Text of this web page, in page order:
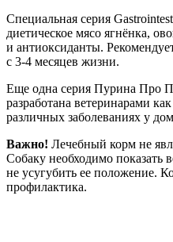
Специальная серия
диетическое мясо ягнёнка,
и антиоксиданты.
с 3-4 месяцев жизни.
Еще одна серия Пурина Про
разработана ветеринарами
различных заболеваниях у
Важно! Лечебный корм не
Собаку необходимо показать
не усугубить ее положение.
профилактика.